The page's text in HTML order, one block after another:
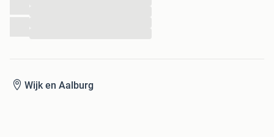
Wijk en Aalburg